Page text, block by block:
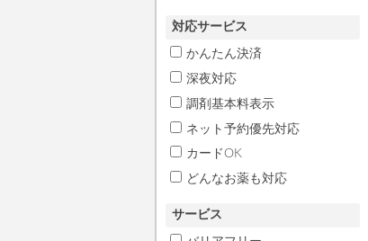
対応サービス
かんたん決済
深夜対応
調剤基本料表示
ネット予約優先対応
カードOK
どんなお薬も対応
サービス